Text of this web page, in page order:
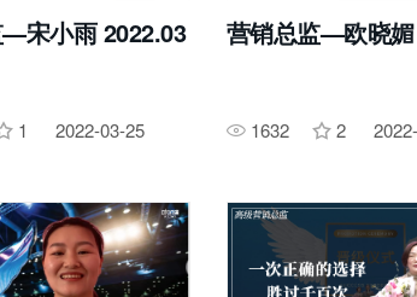
宋小雨 2022.03
1 2022-03-25
营销总监—欧晓
1632 2